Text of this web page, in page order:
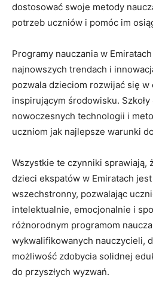
dostosować swoje metody
potrzeb uczniów i pomóc im
Programy ‌nauczania w
najnowszych trendach i
pozwala ⁣dzieciom rozwijać ⁣się ‌w
inspirującym ‍środowisku.
nowoczesnych technologii i
uczniom​ jak najlepsze ⁢warunki
Wszystkie⁤ te czynniki sprawiają,⁤
dzieci ekspatów ⁤w Emiratach
wszechstronny, pozwalając
intelektualnie, emocjonalnie i
⁤różnorodnym programom⁤
wykwalifikowanych nauczycieli,‌
możliwość zdobycia solidnej
do przyszłych wyzwań.